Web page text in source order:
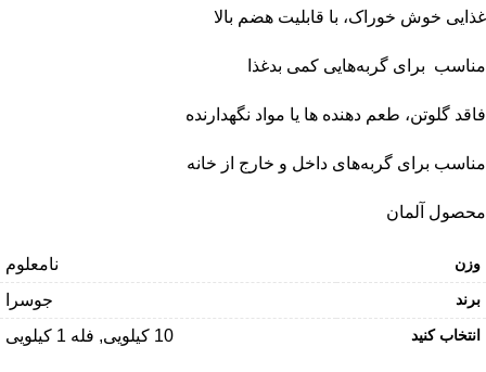
غذایی خوش خوراک، با قابلیت هضم بالا
مناسب برای گربه‌هایی کمی بدغذا
فاقد گلوتن، طعم دهنده ها یا مواد نگهدارنده
مناسب برای گربه‌های داخل و خارج از خانه
محصول آلمان
وزن نامعلوم
برند جوسرا
انتخاب کنید 10 کیلویی, فله 1 کیلویی